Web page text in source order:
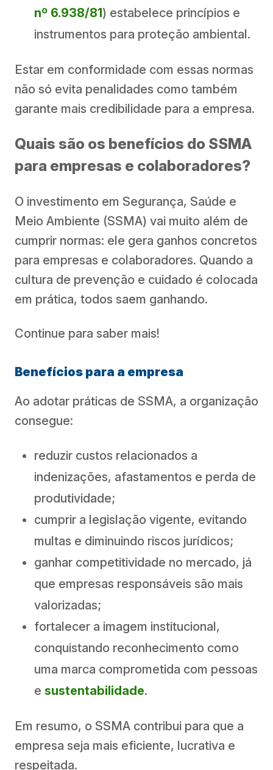
nº 6.938/81) estabelece princípios e
instrumentos para proteção ambiental.
Estar em conformidade com essas normas
não só evita penalidades como também
garante mais credibilidade para a empresa.
Quais são os benefícios do SSMA
para empresas e colaboradores?
O investimento em Segurança, Saúde e
Meio Ambiente (SSMA) vai muito além de
cumprir normas: ele gera ganhos concretos
para empresas e colaboradores. Quando a
cultura de prevenção e cuidado é colocada
em prática, todos saem ganhando.
Continue para saber mais!
Benefícios para a empresa
Ao adotar práticas de SSMA, a organização
consegue:
reduzir custos relacionados a
indenizações, afastamentos e perda de
produtividade;
cumprir a legislação vigente, evitando
multas e diminuindo riscos jurídicos;
ganhar competitividade no mercado, já
que empresas responsáveis são mais
valorizadas;
fortalecer a imagem institucional,
conquistando reconhecimento como
uma marca comprometida com pessoas
e sustentabilidade.
Em resumo, o SSMA contribui para que a
empresa seja mais eficiente, lucrativa e
respeitada.